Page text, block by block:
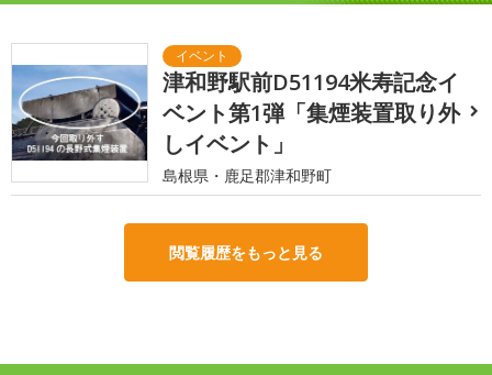
津和野駅前D51194米寿記念イ
ベント第1弾「集煙装置取り外
しイベント」
島根県・鹿足郡津和野町
閲覧履歴をもっと見る